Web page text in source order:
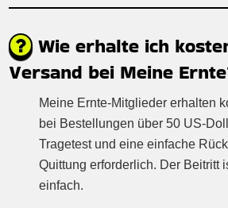
Wie erhalte ich
Versand bei Meine
Meine Ernte-Mitglieder erhalten
bei Bestellungen über 50 US-
Tragetest und eine einfache
Quittung erforderlich. Der Beitritt
einfach.